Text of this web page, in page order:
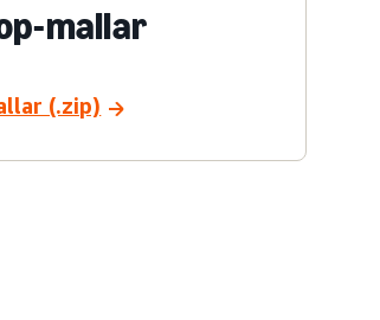
mallar
(.zip)